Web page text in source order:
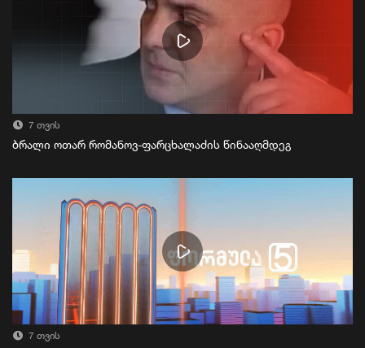
7 თვის
ბრალი ოთარ რომანოვ-ფარცხალაძის წინააღმდეგ
7 თვის